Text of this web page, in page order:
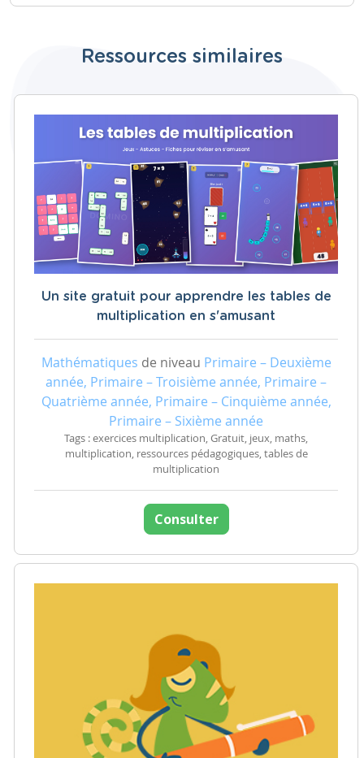
Ressources similaires
Un site gratuit pour apprendre les tables de
multiplication en s'amusant
Mathématiques de niveau Primaire – Deuxième
année, Primaire – Troisième année, Primaire –
Quatrième année, Primaire – Cinquième année,
Primaire – Sixième année
Tags : exercices multiplication, Gratuit, jeux, maths,
multiplication, ressources pédagogiques, tables de
multiplication
Consulter